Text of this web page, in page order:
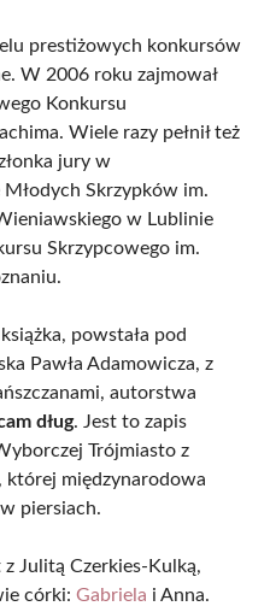
prestiżowych konkursów
W 2006 roku zajmował
Konkursu
Wiele razy pełnił też
jury w
Skrzypków im.
w Lublinie
Skrzypcowego im.
powstała pod
Pawła Adamowicza, z
autorstwa
dług. Jest to zapis
Trójmiasto z
której międzynarodowa
piersiach.
Julitą Czerkies-Kulką,
córki: Gabriela i Anna.